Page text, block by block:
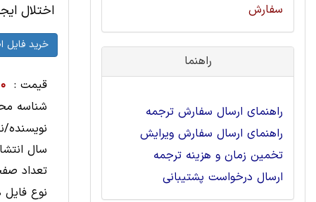
اختلال
قیمت :
شناسه
نویسنده/
سال
تعداد
نوع
سفارش
راهنما
راهنمای ارسال سفارش ترجمه
راهنمای ارسال سفارش ویرایش
تخمین زمان و هزینه ترجمه
ارسال درخواست پشتیبانی